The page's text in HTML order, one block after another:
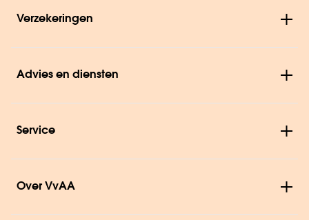
Verzekeringen
Advies en diensten
Service
Over VvAA